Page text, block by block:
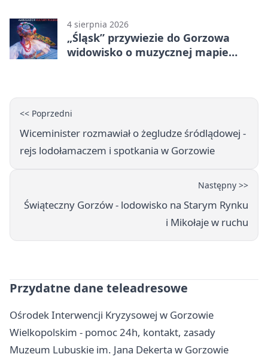
4 sierpnia 2026
„Śląsk” przywiezie do Gorzowa
widowisko o muzycznej mapie
<< Poprzedni
Wiceminister rozmawiał o żegludze śródlądowej -
rejs lodołamaczem i spotkania w Gorzowie
Następny >>
Świąteczny Gorzów - lodowisko na Starym Rynku
i Mikołaje w ruchu
Przydatne dane teleadresowe
Ośrodek Interwencji Kryzysowej w Gorzowie
Wielkopolskim - pomoc 24h, kontakt, zasady
Muzeum Lubuskie im. Jana Dekerta w Gorzowie